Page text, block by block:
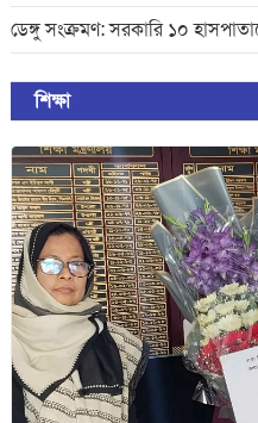
ডেঙ্গু সংক্রমণ: সরকারি ১০
শিক্ষা